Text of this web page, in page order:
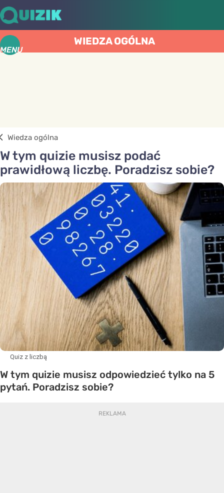
MENU
WIEDZA OGÓLNA
Wiedza ogólna
W tym quizie musisz podać
prawidłową liczbę. Poradzisz sobie?
Quiz z liczbą
W tym quizie musisz odpowiedzieć tylko na 5
pytań. Poradzisz sobie?